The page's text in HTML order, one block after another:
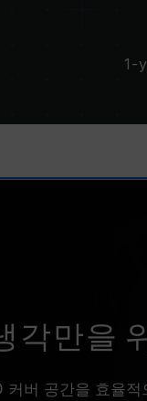
1-
각만을
커버 공간을 효율